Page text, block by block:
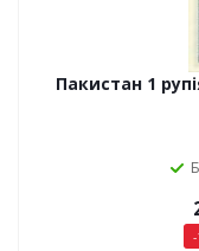
Пакистан 1
-